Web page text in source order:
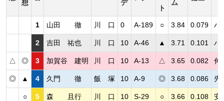
想 デ
ト
ム
1 山田 徹 川 口 0 A-189 ○ 3.84 0.079 ハ
2 吉田 祐也 川 口 10 A-46 ▲ 3.71 0.101 ハ
△ ◎ 3 加賀谷 建明 川 口 10 A-13 △ 3.65 0.082 伸
◎ ▲ 4 久門 徹 飯 塚 10 A-9 ◎ 3.68 0.086 先
○ 5 森 且行 川 口 10 S-29 ○ 3.66 0.108 安